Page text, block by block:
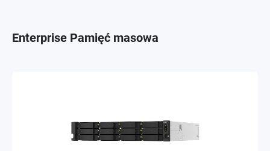
Enterprise Pamięć masowa